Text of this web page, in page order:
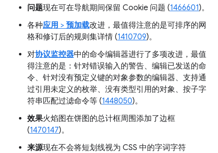
问题现在可在导航期间保留 Cookie 问题 (1466601)。
各种应用 > 预加载改进，最值得注意的是可排序的网
格和修订后的规则集详情 (1410709)。
对协议监控器中的命令编辑器进行了多项改进，最值
得注意的是：针对错误输入的警告、编辑已发送的命
令、针对没有预定义键的对象参数的编辑器、支持通
过引用未定义的枚举、没有类型引用的对象、按子字
符串匹配过滤命令等 (1448050)。
效果火焰图在饼图的总计框周围添加了边框
(1470147)。
来源现在不会将短划线视为 CSS 中的字词字符